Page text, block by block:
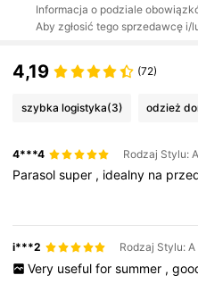
Informacja o podziale
Aby zgłosić tego sprzedawcę i/
4,19 (72)
szybka logistyka(3) odzież
4***4
Parasolsuper , idealny na
i***2
Very useful for summer ,